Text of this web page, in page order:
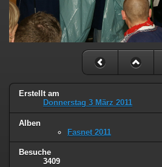
Erstellt am
Donnerstag 3 März 2011
Alben
Fasnet 2011
Besuche
3409